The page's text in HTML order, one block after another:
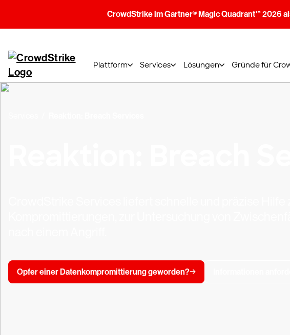
CrowdStrike im Gartner® Magic Quadrant™ 2026
Plattform Services Lösungen Gründe für
Opfer einer Datenkompromittierung geworden?